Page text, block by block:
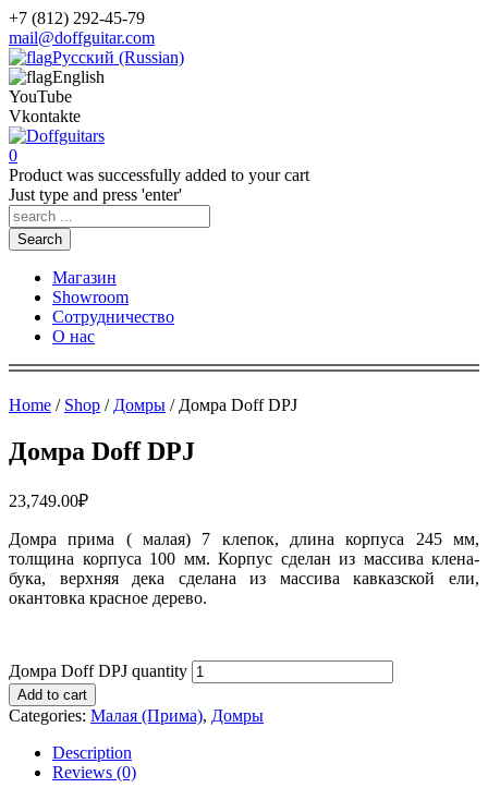
+7 (812) 292-45-79
mail@doffguitar.com
Русский (Russian)
English
YouTube
Vkontakte
0
Product was successfully added to your cart
Just type and press 'enter'
Search
Магазин
Showroom
Сотрудничество
О нас
Home / Shop / Домры / Домра Doff DPJ
Домра Doff DPJ
23,749.00₽
Домра прима ( малая) 7 клепок, длина корпуса 245 мм,
толщина корпуса 100 мм. Корпус сделан из массива клена-
бука, верхняя дека сделана из массива кавказской ели,
окантовка красное дерево.
Домра Doff DPJ quantity
Add to cart
Categories: Малая (Прима), Домры
Description
Reviews (0)